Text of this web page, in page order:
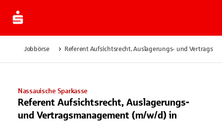
Jobbörse Referent Aufsichtsrecht, Auslagerungs- und
Nassauische Sparkasse
Referent Aufsichtsrecht, Auslagerungs-
und Vertragsmanagement (m/w/d) in